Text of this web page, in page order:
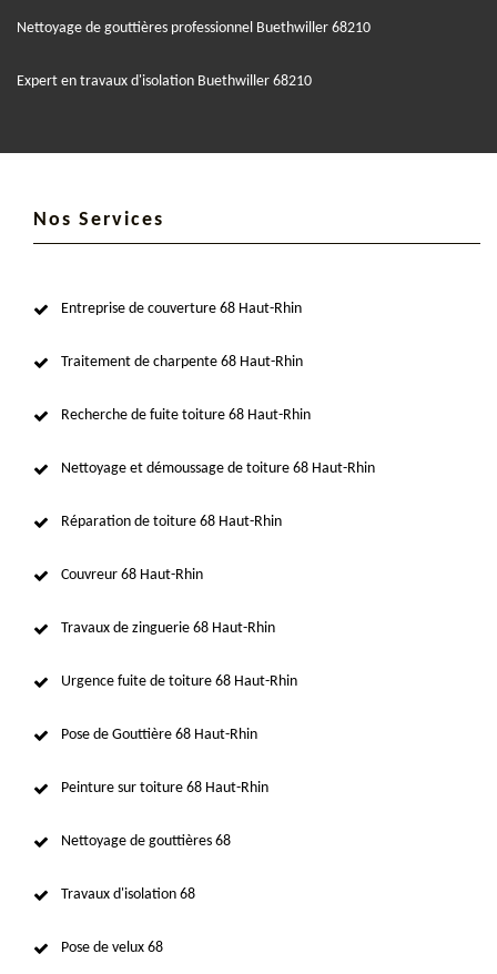
Nettoyage de gouttières professionnel Buethwiller 68210
Expert en travaux d'isolation Buethwiller 68210
Nos Services
Entreprise de couverture 68 Haut-Rhin
Traitement de charpente 68 Haut-Rhin
Recherche de fuite toiture 68 Haut-Rhin
Nettoyage et démoussage de toiture 68 Haut-Rhin
Réparation de toiture 68 Haut-Rhin
Couvreur 68 Haut-Rhin
Travaux de zinguerie 68 Haut-Rhin
Urgence fuite de toiture 68 Haut-Rhin
Pose de Gouttière 68 Haut-Rhin
Peinture sur toiture 68 Haut-Rhin
Nettoyage de gouttières 68
Travaux d'isolation 68
Pose de velux 68